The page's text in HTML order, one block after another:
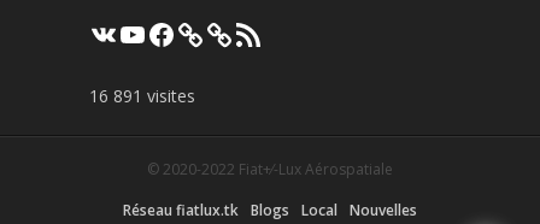
VK YouTube
Facebook Flux
RSS
16 891 visites
© 2020-2022 Fiat+⁄-Lux Aérospatiale
Réseau fiatlux.tk Blogs Local Nouvelles